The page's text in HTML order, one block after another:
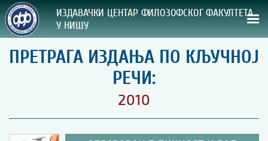
ИЗДАВАЧКИ ЦЕНТАР ФИЛОЗОФСКОГ ФАКУЛТЕТА
У НИШУ
СВА НАША ИЗДАЊА
ВРСТА ИЗДАЊА:
ПРЕТРАГА ИЗДАЊА ПО КЉУЧНОЈ
РЕЧИ:
2010